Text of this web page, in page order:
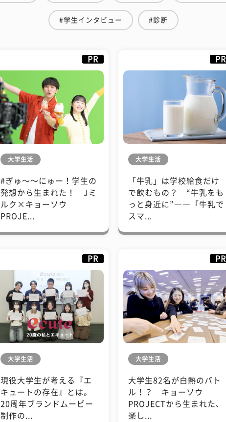
#学生インタビュー #診断
PR
大学生活
#ぎゅ〜〜にゅー！学生の
発想から生まれた！ Jミ
ルク×キョーソウ
PROJE...
PR
大学生活
「牛乳」は学校給食だけ
で飲むもの？ “牛乳をも
っと身近に”――「牛乳で
スマ...
PR
大学生活
現役大学生が考える『エ
キュートの存在』とは。
20周年ブランドムービー
制作の...
PR
大学生活
大学生82名が白熱のバト
ル！？ キョーソウ
PROJECTから生まれた、
楽し...